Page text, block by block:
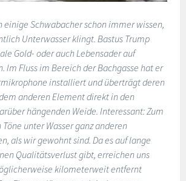
einige Schwabacher schon immer wissen,
Unterwasser klingt. Bastus Trump
Gold- oder auch Lebensader auf
Im Fluss im Bereich der Bachgasse hat er
installiert und überträgt deren
anderen Element direkt in den
hängenden Weide. Interessant: Zum
unter Wasser ganz anderen
als wir gewohnt sind. Da es auf lange
Qualitätsverlust gibt, erreichen uns
kilometerweit entfernt